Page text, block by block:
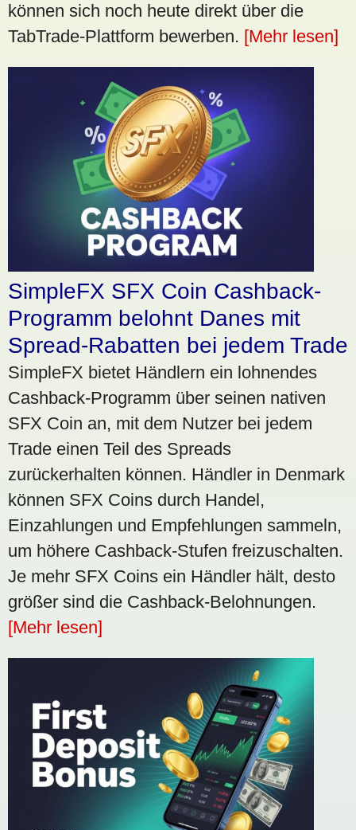
können sich noch heute direkt über die
TabTrade-Plattform bewerben. [Mehr lesen]
SimpleFX SFX Coin Cashback-
Programm belohnt Danes mit
Spread-Rabatten bei jedem Trade
SimpleFX bietet Händlern ein lohnendes
Cashback-Programm über seinen nativen
SFX Coin an, mit dem Nutzer bei jedem
Trade einen Teil des Spreads
zurückerhalten können. Händler in Denmark
können SFX Coins durch Handel,
Einzahlungen und Empfehlungen sammeln,
um höhere Cashback-Stufen freizuschalten.
Je mehr SFX Coins ein Händler hält, desto
größer sind die Cashback-Belohnungen.
[Mehr lesen]